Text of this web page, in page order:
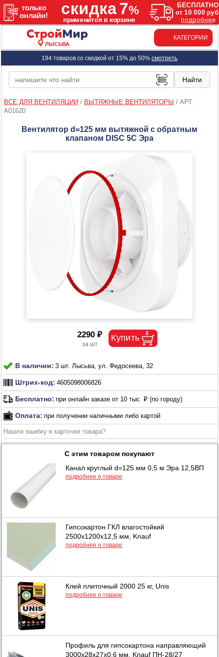
ЛЫСЬВА
КАТЕГОРИИ
194 товаров со скидкой от 15% до 50% смотреть
ВСЕ ДЛЯ ВЕНТИЛЯЦИИ / ВЫТЯЖНЫЕ ВЕНТИЛЯТОРЫ / АРТ.
A01620
Вентилятор d=125 мм вытяжной с обратным
клапаном DISC 5С Эра
2290 ₽
В наличии: 3 шт. Лысьва, ул. Федосеева, 32
Штрих-код: 4605098006826
Бесплатно: при онлайн заказе от 10 тыс. ₽ (по городу)
Оплата: при получении наличными либо картой
Нашли ошибку в карточке товара?
С этим товаром покупают
Канал круглый d=125 мм 0,5 м Эра 12,5ВП
подробнее о товаре
Гипсокартон ГКЛ влагостойкий
2500х1200х12,5 мм, Knauf
подробнее о товаре
Клей плиточный 2000 25 кг, Unis
подробнее о товаре
Профиль для гипсокартона направляющий
3000х28х27x0,6 мм, Knauf ПН-28/27